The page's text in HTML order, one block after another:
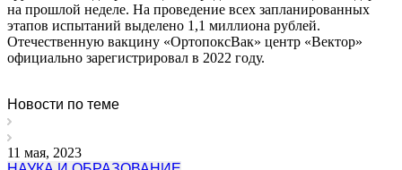
на прошлой неделе. На проведение всех запланированных
этапов испытаний выделено 1,1 миллиона рублей.
Отечественную вакцину «ОртопоксВак» центр «Вектор»
официально зарегистрировал в 2022 году.
Новости по теме
11 мая, 2023